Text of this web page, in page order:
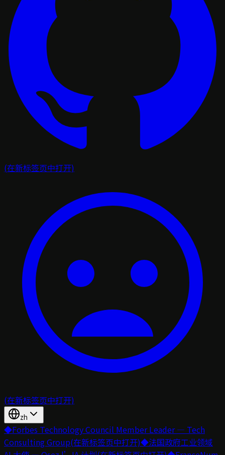
(在新标签页中打开)
(在新标签页中打开)
zh
◆Forbes Technology Council Member Leader — Tech
Consulting Group(在新标签页中打开)◆法国政府工业领域